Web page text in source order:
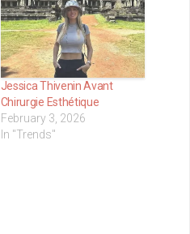
Jessica Thivenin Avant
Chirurgie Esthétique
February 3, 2026
In "Trends"